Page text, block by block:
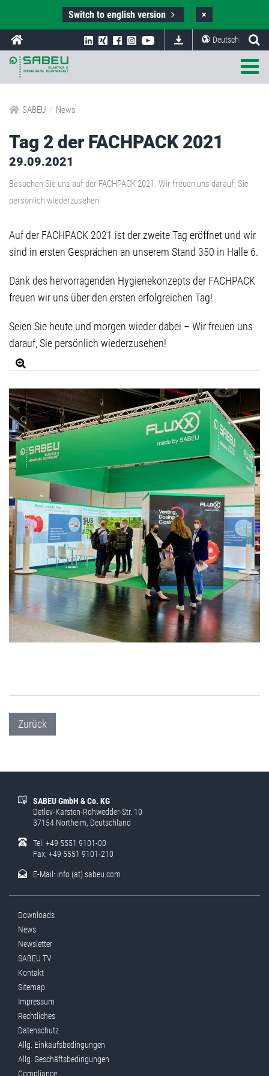
Switch to english version ×
Deutsch
SABEU / News
Tag 2 der FACHPACK 2021
29.09.2021
Besuchen Sie uns auf der FACHPACK 2021. Wir freuen uns darauf, Sie
persönlich wiederzusehen!
Auf der FACHPACK 2021 ist der zweite Tag eröffnet und wir
sind in ersten Gesprächen an unserem Stand 350 in Halle 6.
Dank des hervorragenden Hygienekonzepts der FACHPACK
freuen wir uns über den ersten erfolgreichen Tag!
Seien Sie heute und morgen wieder dabei – Wir freuen uns
darauf, Sie persönlich wiederzusehen!
Zurück
SABEU GmbH & Co. KG
Detlev-Karsten-Rohwedder-Str. 10
37154 Northeim, Deutschland
Tel: +49 5551 9101-00
Fax: +49 5551 9101-210
E-Mail: info (at) sabeu.com
Downloads
News
Newsletter
SABEU TV
Kontakt
Sitemap
Impressum
Rechtliches
Datenschutz
Allg. Einkaufsbedingungen
Allg. Geschäftsbedingungen
Compliance